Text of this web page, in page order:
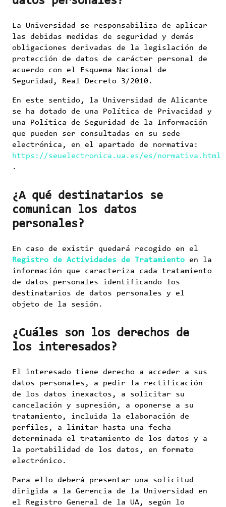
La Universidad se responsabiliza de aplicar
las debidas medidas de seguridad y demás
obligaciones derivadas de la legislación de
protección de datos de carácter personal de
acuerdo con el Esquema Nacional de
Seguridad, Real Decreto 3/2010.
En este sentido, la Universidad de Alicante
se ha dotado de una Política de Privacidad y
una Política de Seguridad de la Información
que pueden ser consultadas en su sede
electrónica, en el apartado de normativa:
https://seuelectronica.ua.es/es/normativa.html
.
¿A qué destinatarios se
comunican los datos
personales?
En caso de existir quedará recogido en el
Registro de Actividades de Tratamiento en la
información que caracteriza cada tratamiento
de datos personales identificando los
destinatarios de datos personales y el
objeto de la sesión.
¿Cuáles son los derechos de
los interesados?
El interesado tiene derecho a acceder a sus
datos personales, a pedir la rectificación
de los datos inexactos, a solicitar su
cancelación y supresión, a oponerse a su
tratamiento, incluida la elaboración de
perfiles, a limitar hasta una fecha
determinada el tratamiento de los datos y a
la portabilidad de los datos, en formato
electrónico.
Para ello deberá presentar una solicitud
dirigida a la Gerencia de la Universidad en
el Registro General de la UA, según lo